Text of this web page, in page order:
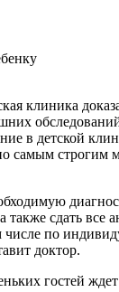
клиника
в детской
самым строгим
также сдать
числе по
доктор.
гостей